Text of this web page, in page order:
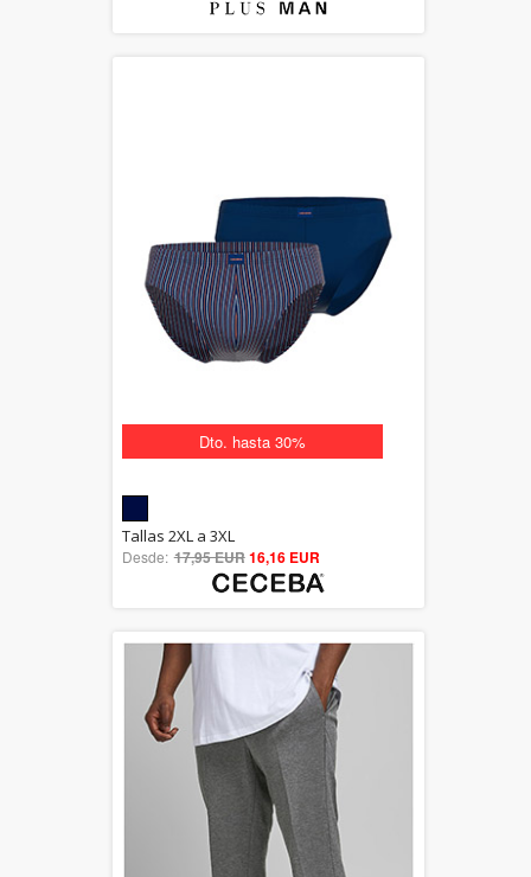
Dto. hasta 30%
5.00
out of 5
Tallas 2XL a 3XL
Desde: 17,95 EUR16,16 EUR